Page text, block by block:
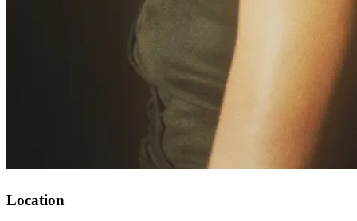
Location